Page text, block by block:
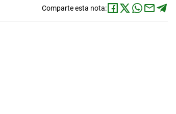
Comparte esta nota: